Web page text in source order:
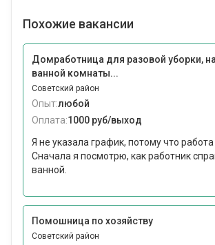
Похожие вакансии
Домработница для разовой уборки,
ванной комнаты...
Советский район
Опыт:любой
Оплата:1000 руб/выход
Я не указала график, потому что работа
Сначала я посмотрю, как работник
ванной.
Помошница по хозяйству
Советский район